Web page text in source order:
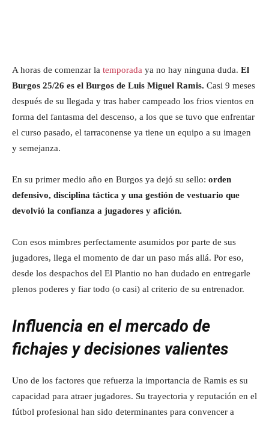
A horas de comenzar la temporada ya no hay ninguna duda. El
Burgos 25/26 es el Burgos de Luis Miguel Ramis. Casi 9 meses
después de su llegada y tras haber campeado los frios vientos en
forma del fantasma del descenso, a los que se tuvo que enfrentar
el curso pasado, el tarraconense ya tiene un equipo a su imagen
y semejanza.
En su primer medio año en Burgos ya dejó su sello: orden
defensivo, disciplina táctica y una gestión de vestuario que
devolvió la confianza a jugadores y afición.
Con esos mimbres perfectamente asumidos por parte de sus
jugadores, llega el momento de dar un paso más allá. Por eso,
desde los despachos del El Plantio no han dudado en entregarle
plenos poderes y fiar todo (o casi) al criterio de su entrenador.
Influencia en el mercado de
fichajes y decisiones valientes
Uno de los factores que refuerza la importancia de Ramis es su
capacidad para atraer jugadores. Su trayectoria y reputación en el
fútbol profesional han sido determinantes para convencer a